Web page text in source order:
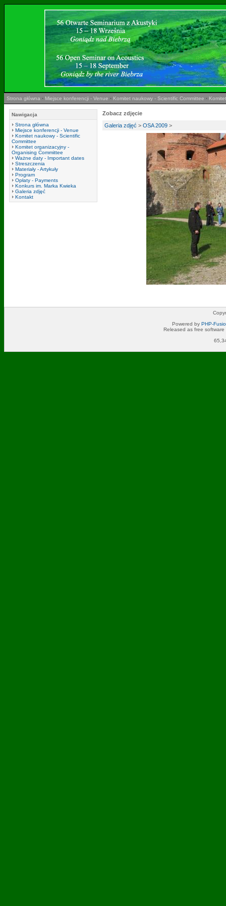
Strona główna · Miejsce konferencji - Venue · Komitet naukowy - Scientific Committee ·
Nawigacja
Strona główna
Miejsce konferencji - Venue
Komitet naukowy - Scientific
Committee
Komitet organizacyjny -
Organising Committee
Ważne daty - Important dates
Streszczenia
Materiały - Artykuły
Program
Opłaty - Payments
Konkurs im. Marka Kwieka
Galeria zdjęć
Kontakt
Zobacz zdjęcie
Galeria zdjęć > OSA 2009 >
Powered by PHP-
Released as free